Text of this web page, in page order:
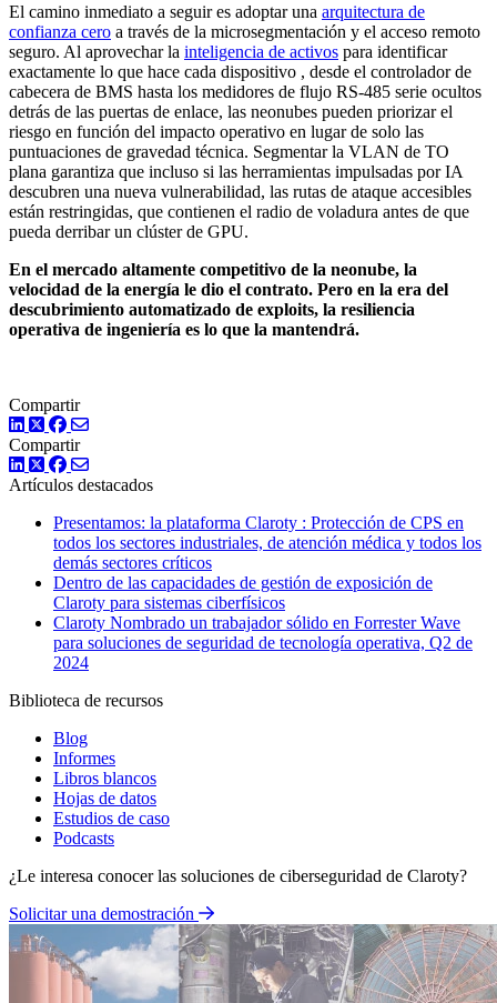
El camino inmediato a seguir es adoptar una arquitectura de
confianza cero a través de la microsegmentación y el acceso remoto
seguro. Al aprovechar la inteligencia de activos para identificar
exactamente lo que hace cada dispositivo , desde el controlador de
cabecera de BMS hasta los medidores de flujo RS-485 serie ocultos
detrás de las puertas de enlace, las neonubes pueden priorizar el
riesgo en función del impacto operativo en lugar de solo las
puntuaciones de gravedad técnica. Segmentar la VLAN de TO
plana garantiza que incluso si las herramientas impulsadas por IA
descubren una nueva vulnerabilidad, las rutas de ataque accesibles
están restringidas, que contienen el radio de voladura antes de que
pueda derribar un clúster de GPU.
En el mercado altamente competitivo de la neonube, la
velocidad de la energía le dio el contrato. Pero en la era del
descubrimiento automatizado de exploits, la resiliencia
operativa de ingeniería es lo que la mantendrá.
Compartir
LinkedIn
TwitterFacebook
Compartir
LinkedIn
TwitterFacebook
Artículos destacados
Presentamos: la plataforma Claroty : Protección de CPS en
todos los sectores industriales, de atención médica y todos los
demás sectores críticos
Dentro de las capacidades de gestión de exposición de
Claroty para sistemas ciberfísicos
Claroty Nombrado un trabajador sólido en Forrester Wave
para soluciones de seguridad de tecnología operativa, Q2 de
2024
Biblioteca de recursos
Blog
Informes
Libros blancos
Hojas de datos
Estudios de caso
Podcasts
¿Le interesa conocer las soluciones de ciberseguridad de Claroty?
Solicitar una demostración